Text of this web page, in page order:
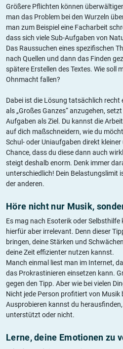
Größere Pflichten können
man das Problem bei den Wurzeln
man zum Beispiel eine Facharbeit
dass sich viele Sub-Aufgaben von
Das Raussuchen eines spezifischen
nach Quellen und dann das Finden
spätere Erstellen des Textes. Wie soll
Ohnmacht fallen?
Dabei ist die Lösung tatsächlich
als „Großes Ganzes“ anzugehen,
Aufgaben als Ziel. Du kannst die
auf dich maßschneidern, wie du
Schul- oder Uniaufgaben direkt
Chance, dass du diese dann auch
steigt deshalb enorm. Denk immer
unterschiedlich! Dein Belastungslimit
der anderen.
Höre nicht nur Musik,
Es mag nach Esoterik oder
hierfür aber irrelevant. Denn dieser
bringen, deine Stärken und
deine Zeit effizienter nutzen kannst.
Manch einmal liest man im Internet,
das Prokrastinieren einsetzen kann.
gegen den Tipp. Aber wie bei vielen
Nicht jede Person profitiert von Musik
Ausprobieren kannst du
unterstützt oder nicht.
Lerne, deine Emotionen zu